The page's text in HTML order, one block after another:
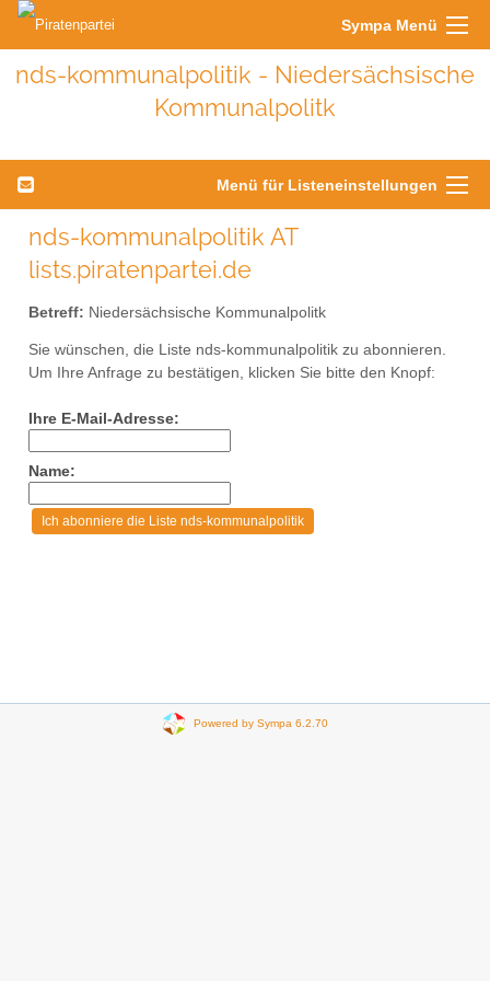
Sympa Menü
nds-kommunalpolitik - Niedersächsische
Kommunalpolitk
Menü für Listeneinstellungen
nds-kommunalpolitik AT
lists.piratenpartei.de
Betreff: Niedersächsische Kommunalpolitk
Sie wünschen, die Liste nds-kommunalpolitik zu abonnieren.
Um Ihre Anfrage zu bestätigen, klicken Sie bitte den Knopf:
Ihre E-Mail-Adresse:
Name:
Powered by Sympa 6.2.70